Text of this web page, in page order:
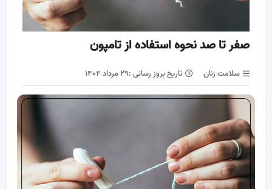
صفر تا صد نحوه استفاده از تامپون
سلامت زنان تاریخ بروز رسانی :۲۹ مرداد ۱۴۰۴